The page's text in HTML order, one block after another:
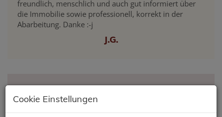
freundlich, menschlich und auch gut informiert über
die Immobilie sowie professionell, korrekt in der
Abarbeitung. Danke :-j
J.G.
"Maklerin mit Kompetenz und
Herz
Cookie Einstellungen